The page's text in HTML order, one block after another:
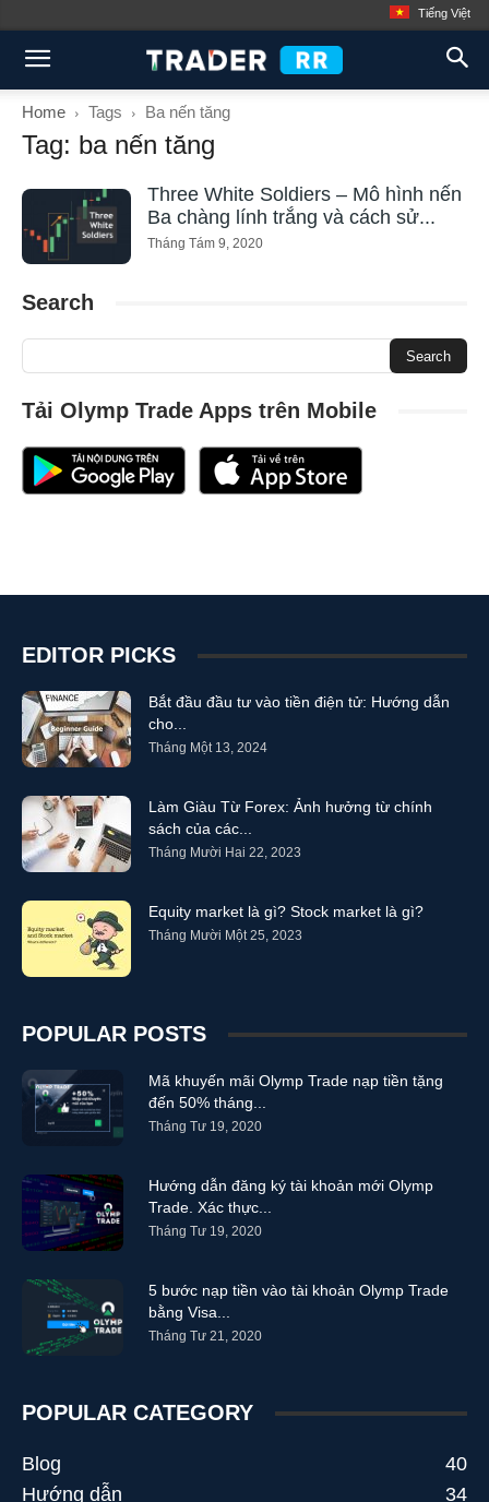
Tiếng Việt
Home Tags Ba nến tăng
Tag: ba nến tăng
Three White Soldiers – Mô hình nến
Ba chàng lính trắng và cách sử...
Tháng Tám 9, 2020
Search
Tải Olymp Trade Apps trên Mobile
EDITOR PICKS
Bắt đầu đầu tư vào tiền điện tử: Hướng dẫn
cho...
Tháng Một 13, 2024
Làm Giàu Từ Forex: Ảnh hưởng từ chính
sách của các...
Tháng Mười Hai 22, 2023
Equity market là gì? Stock market là gì?
Tháng Mười Một 25, 2023
POPULAR POSTS
Mã khuyến mãi Olymp Trade nạp tiền tặng
đến 50% tháng...
Tháng Tư 19, 2020
Hướng dẫn đăng ký tài khoản mới Olymp
Trade. Xác thực...
Tháng Tư 19, 2020
5 bước nạp tiền vào tài khoản Olymp Trade
bằng Visa...
Tháng Tư 21, 2020
POPULAR CATEGORY
Blog
40
Hướng dẫn
34